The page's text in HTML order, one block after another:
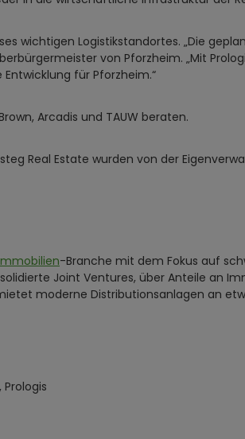
wichtigen Logistikstandortes. „Die
von Pforzheim. „Mit
für Pforzheim.“
Arcadis und TAUW beraten.
Real Estate wurden von der
-Branche mit dem Fokus auf
Joint Ventures, über Anteile an
moderne Distributionsanlagen an